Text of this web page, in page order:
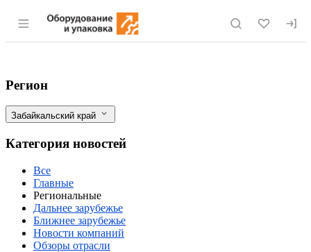
Раздел навигации по сайту eqinfo.ru
Средства гранта позволили фермеру
Фильтры
Регион
Забайкальский край
Категория новостей
Все
Главные
Региональные
Дальнее зарубежье
Ближнее зарубежье
Новости компаний
Обзоры отрасли